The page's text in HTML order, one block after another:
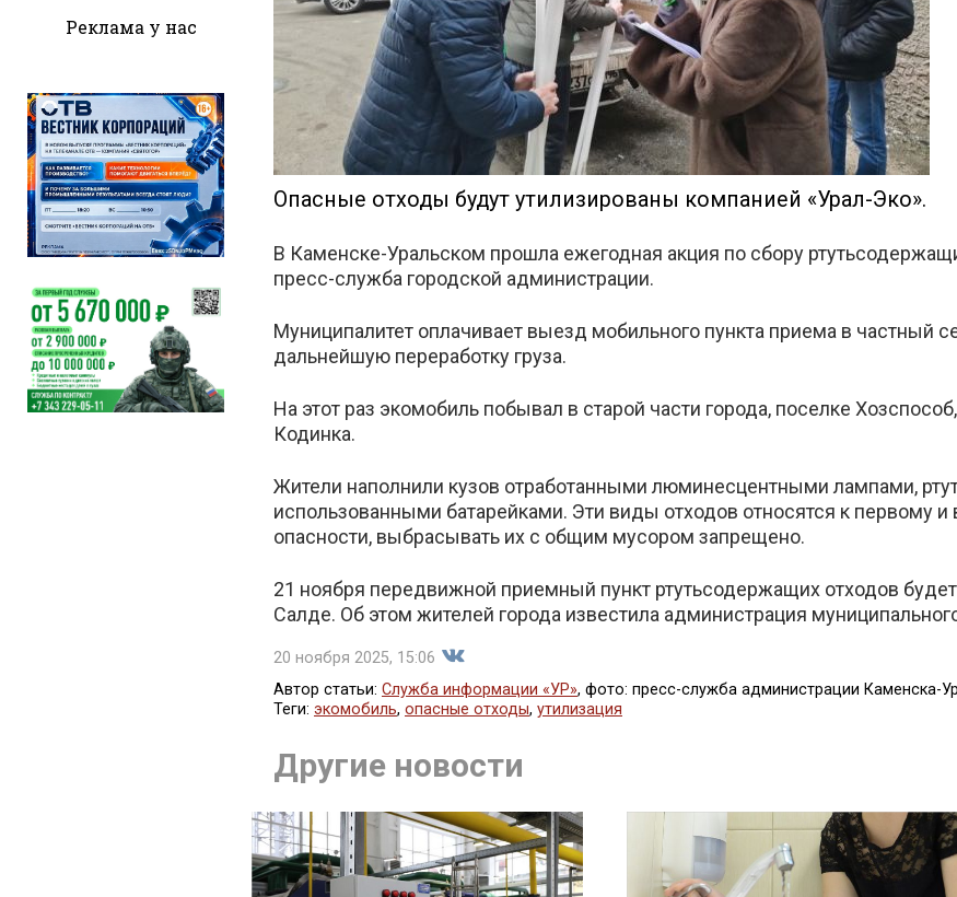
Реклама у нас
Вконтакте
Опасные отходы будут утилизированы компанией «Урал-Эко».
В Каменске-Уральском прошла ежегодная акция по сбору
пресс-служба городской администрации.
Муниципалитет оплачивает выезд мобильного пункта приема в частный
дальнейшую переработку груза.
На этот раз экомобиль побывал в старой части города, поселке
Кодинка.
Жители наполнили кузов отработанными люминесцентными лампами,
использованными батарейками. Эти виды отходов относятся к первому и
опасности, выбрасывать их с общим мусором запрещено.
21 ноября передвижной приемный пункт ртутьсодержащих отходов
Салде. Об этом жителей города известила администрация
20 ноября 2025, 15:06
Автор статьи: Служба информации «УР», фото: пресс-служба администрации Каменска-
Теги: экомобиль, опасные отходы, утилизация
Другие новости